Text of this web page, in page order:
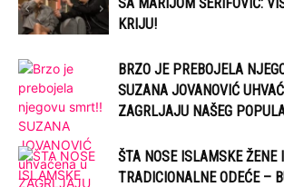
KRIJU!
BRZO JE PREBOJELA
SUZANA JOVANOVIĆ
ZAGRLJAJU NAŠEG
ŠTA NOSE ISLAMSKE ŽENE
TRADICIONALNE ODEĆE –